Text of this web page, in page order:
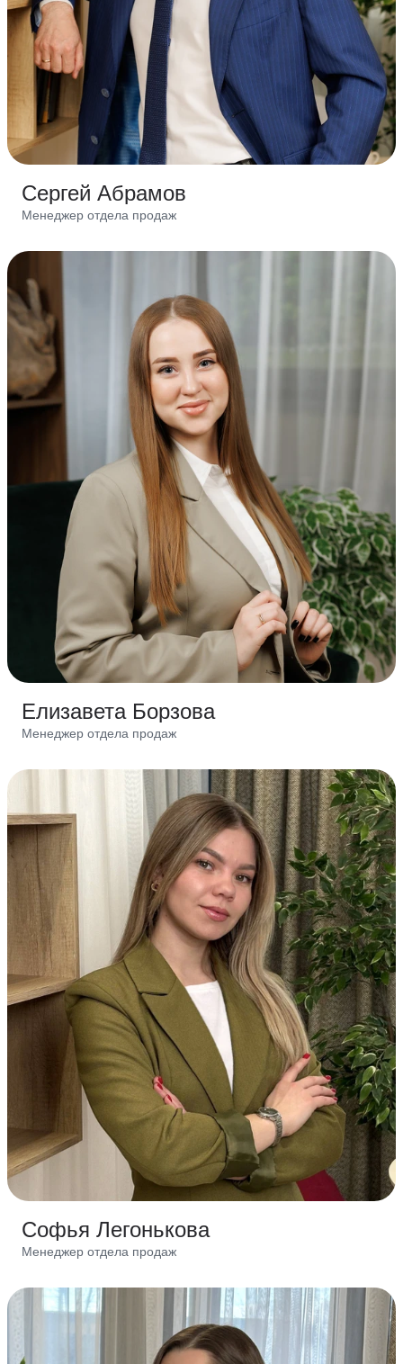
Сергей Абрамов
Менеджер отдела продаж
Елизавета Борзова
Менеджер отдела продаж
Софья Легонькова
Менеджер отдела продаж